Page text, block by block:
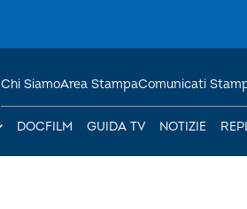
DOCFILM GUIDA TV NOTIZIE
Chi SiamoArea StampaComunicati